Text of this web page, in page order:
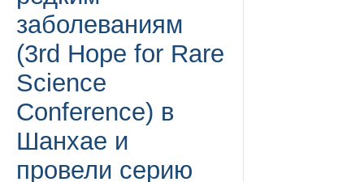
заболеваниям
(3rd Hope for Rare
Science
Conference) в
Шанхае и
провели серию